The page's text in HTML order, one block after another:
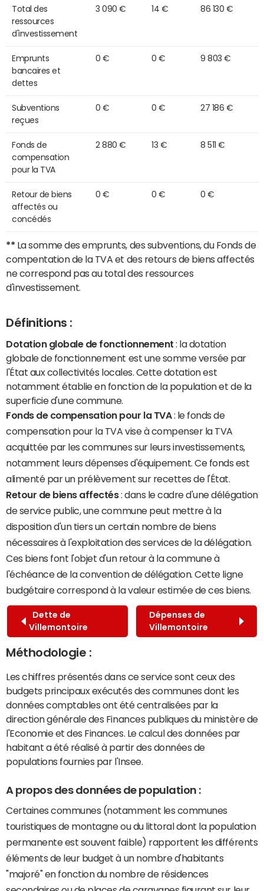
Total des
ressources
d'investissement
3 090 € 14 € 86 130 €
Emprunts
bancaires et
dettes
0 € 0 € 9 803 €
Subventions
reçues
0 € 0 € 27 186 €
Fonds de
compensation
pour la TVA
2 880 € 13 € 8 511 €
Retour de biens
affectés ou
concédés
0 € 0 € 0 €
** La somme des emprunts, des subventions, du Fonds de
compentation de la TVA et des retours de biens affectés
ne correspond pas au total des ressources
d'investissement.
Définitions :
Dotation globale de fonctionnement : la dotation
globale de fonctionnement est une somme versée par
l'État aux collectivités locales. Cette dotation est
notamment établie en fonction de la population et de la
superficie d'une commune.
Fonds de compensation pour la TVA: le fonds de
compensation pour la TVA vise à compenser la TVA
acquittée par les communes sur leurs investissements,
notamment leurs dépenses d'équipement. Ce fonds est
alimenté par un prélèvement sur recettes de l'État.
Retour de biens affectés: dans le cadre d'une délégation
de service public, une commune peut mettre à la
disposition d'un tiers un certain nombre de biens
nécessaires à l'exploitation des services de la délégation.
Ces biens font l'objet d'un retour à la commune à
l'échéance de la convention de délégation. Cette ligne
budgétaire correspond à la valeur estimée de ces biens.
Dette de
Villemontoire
Dépenses de
Villemontoire
Méthodologie :
Les chiffres présentés dans ce service sont ceux des
budgets principaux exécutés des communes dont les
données comptables ont été centralisées par la
direction générale des Finances publiques du ministère de
l'Economie et des Finances. Le calcul des données par
habitant a été réalisé à partir des données de
populations fournies par l'Insee.
A propos des données de population :
Certaines communes (notamment les communes
touristiques de montagne ou du littoral dont la population
permanente est souvent faible) rapportent les différents
éléments de leur budget à un nombre d'habitants
"majoré" en fonction du nombre de résidences